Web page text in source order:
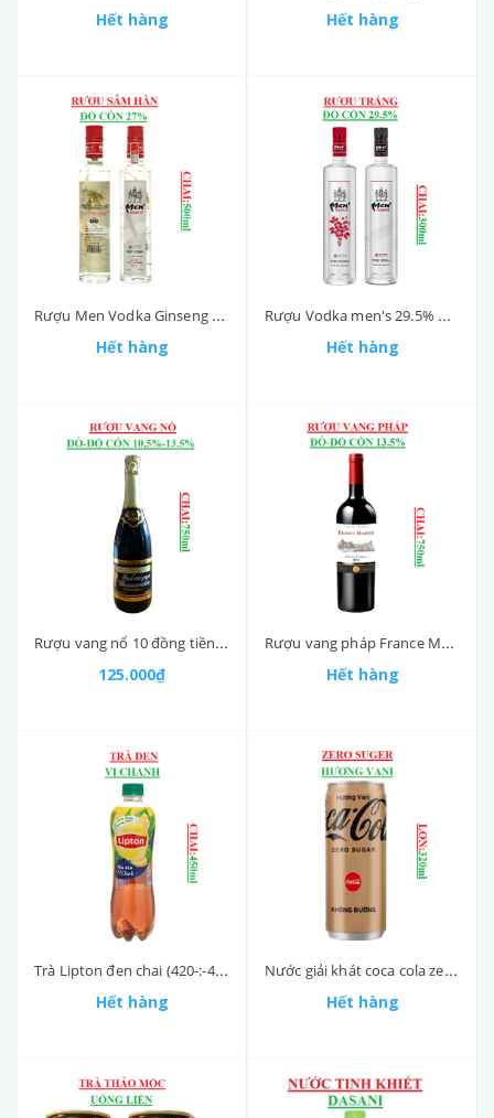
Hết hàng Hết hàng
Rượu Men Vodka Ginseng nắp đỏ độ cồn 27% chai 500ml
Hết hàng
Rượu Vodka men's 29.5% ABV chai 300ml
Hết hàng
Rượu vang nổ 10 đồng tiền Bukmopus Waunahckoe-Ukraina, chai (750ml, 10.5% - 13.5%)
125.000₫
Rượu vang pháp France Maison Cabernet Sauvignon chai (750ml,13.5%)
Hết hàng
Trà Lipton đen chai (420-:-455)ml
Hết hàng
Nước giải khát coca cola zero suger không đường lon (300-:-330)ml
Hết hàng